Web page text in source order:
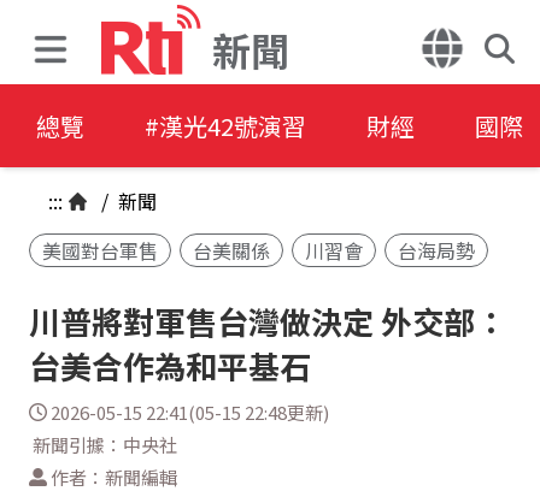
新聞
總覽 #漢光42號演習 財經 國際
::: / 新聞
美國對台軍售
台美關係 川習會 台海局勢
川普將對軍售台灣做決定 外交部：
台美合作為和平基石
2026-05-15 22:41(05-15 22:48更新)
新聞引據：中央社
作者：新聞編輯